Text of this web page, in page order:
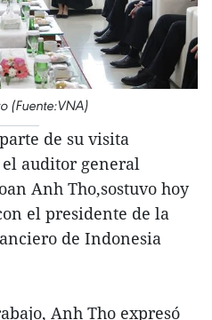
(Fuente:VNA)
de su visita
auditor general
Anh Tho,sostuvo hoy
el presidente de la
de Indonesia
Anh Tho expresó